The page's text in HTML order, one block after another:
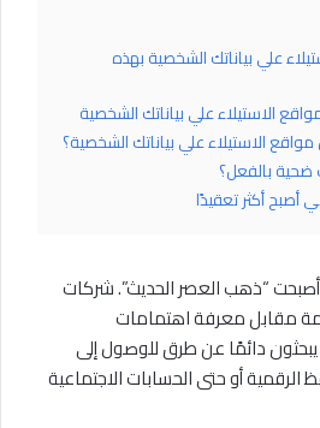
علي بياناتك الشخصية بهذه
الاستيلاء علي بياناتك الشخصية
الاستيلاء علي بياناتك الشخصية؟
بالفعل؟
أصبح أكثر تعقيدًا
أصبحت “ذهب العصر الحديث”. شركات
مقابل معرفة اهتمامات
دائمًا عن طرق للوصول إلى
الرقمية أو حتى الحسابات الاجتماعية